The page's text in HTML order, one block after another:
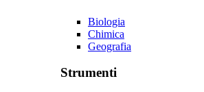
Biologia
Chimica
Geografia
Strumenti